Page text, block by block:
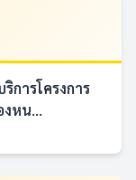
การโครงการ
หน...